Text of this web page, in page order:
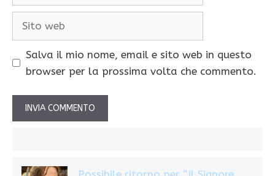
Salva il mio nome, email e sito web in questo
browser per la prossima volta che commento.